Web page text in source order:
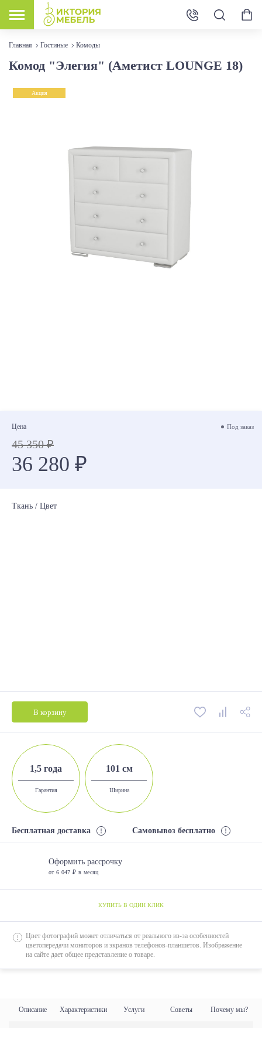
Главная Гостиные Комоды
Комод "Элегия" (Аметист LOUNGE 18)
Акция
Описание Характеристики Услуги Советы Почему мы?
Цена Под заказ
45 350 ₽
36 280 ₽
Ткань / Цвет
В корзину
1,5 года
Гарантия
101 см
Ширина
Бесплатная доставка Самовывоз бесплатно
Оформить рассрочку
от 6 047 ₽ в месяц
КУПИТЬ В ОДИН КЛИК
Цвет фотографий может отличаться от реального из-за особенностей
цветопередачи мониторов и экранов телефонов-планшетов. Изображение
на сайте дает общее представление о товаре.